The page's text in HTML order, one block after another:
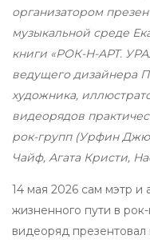
организатором
музыкальной среде
книги «РОК-Н-АРТ.
ведущего дизайнера
художника,
видеорядов
рок-групп (Урфин
Чайф, Агата Кристи,
14 мая 2026 сам мэтр и
жизненного пути в
видеоряд